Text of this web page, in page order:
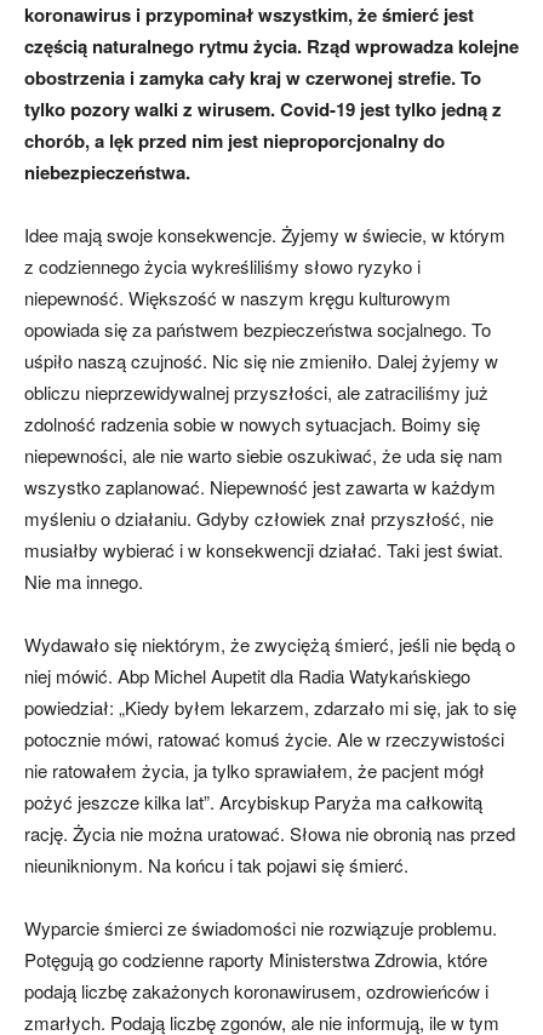
koronawirus i przypominał wszystkim, że śmierć jest
częścią naturalnego rytmu życia. Rząd wprowadza kolejne
obostrzenia i zamyka cały kraj w czerwonej strefie. To
tylko pozory walki z wirusem. Covid-19 jest tylko jedną z
chorób, a lęk przed nim jest nieproporcjonalny do
niebezpieczeństwa.
Idee mają swoje konsekwencje. Żyjemy w świecie, w którym
z codziennego życia wykreśliliśmy słowo ryzyko i
niepewność. Większość w naszym kręgu kulturowym
opowiada się za państwem bezpieczeństwa socjalnego. To
uśpiło naszą czujność. Nic się nie zmieniło. Dalej żyjemy w
obliczu nieprzewidywalnej przyszłości, ale zatraciliśmy już
zdolność radzenia sobie w nowych sytuacjach. Boimy się
niepewności, ale nie warto siebie oszukiwać, że uda się nam
wszystko zaplanować. Niepewność jest zawarta w każdym
myśleniu o działaniu. Gdyby człowiek znał przyszłość, nie
musiałby wybierać i w konsekwencji działać. Taki jest świat.
Nie ma innego.
Wydawało się niektórym, że zwyciężą śmierć, jeśli nie będą o
niej mówić. Abp Michel Aupetit dla Radia Watykańskiego
powiedział: „Kiedy byłem lekarzem, zdarzało mi się, jak to się
potocznie mówi, ratować komuś życie. Ale w rzeczywistości
nie ratowałem życia, ja tylko sprawiałem, że pacjent mógł
pożyć jeszcze kilka lat”. Arcybiskup Paryża ma całkowitą
rację. Życia nie można uratować. Słowa nie obronią nas przed
nieuniknionym. Na końcu i tak pojawi się śmierć.
Wyparcie śmierci ze świadomości nie rozwiązuje problemu.
Potęgują go codzienne raporty Ministerstwa Zdrowia, które
podają liczbę zakażonych koronawirusem, ozdrowieńców i
zmarłych. Podają liczbę zgonów, ale nie informują, ile w tym